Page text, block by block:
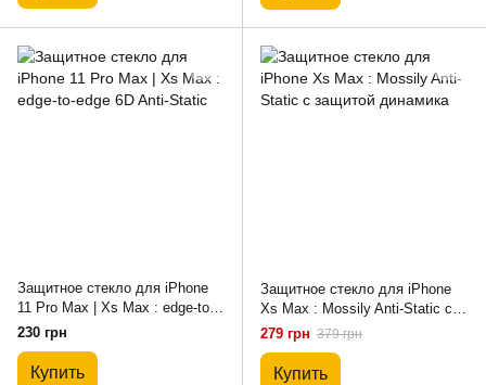
Защитное стекло для iPhone
11 Pro Max | Xs Max : edge-to-
edge 6D Anti-Static
230 грн
Купить
Защитное стекло для iPhone
Xs Max : Mossily Anti-Static с
защитой динамика
279 грн 379 грн
Купить